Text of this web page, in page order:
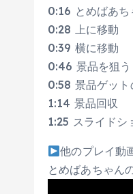
0:16 とめばあち
0:28 上に移動
0:39 横に移動
0:46 景品を狙う
0:58 景品ゲット
1:14 景品回収
1:25 スライドシ
他のプレイ動
とめばあちゃん